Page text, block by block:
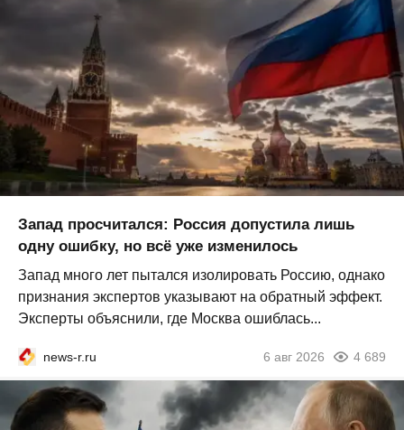
Запад просчитался: Россия допустила лишь
одну ошибку, но всё уже изменилось
Запад много лет пытался изолировать Россию, однако
признания экспертов указывают на обратный эффект.
Эксперты объяснили, где Москва ошиблась...
news-r.ru 6 авг 2026 4 689